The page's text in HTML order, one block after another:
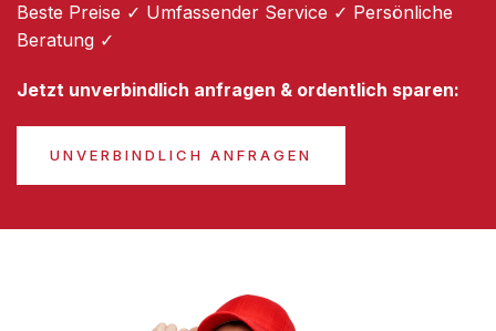
Beste Preise ✓ Umfassender Service ✓ Persönliche
Beratung ✓
Jetzt unverbindlich anfragen & ordentlich sparen:
UNVERBINDLICH ANFRAGEN